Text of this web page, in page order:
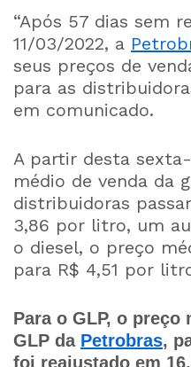
“Após 57 dias sem
11/03/2022, a
seus preços de
para as
em comunicado.
A partir desta
médio de venda da
distribuidoras
3,86 por litro, um
o diesel, o preço
para R$ 4,51 por
Para o GLP, o preço
GLP da Petrobras,
foi reajustado em